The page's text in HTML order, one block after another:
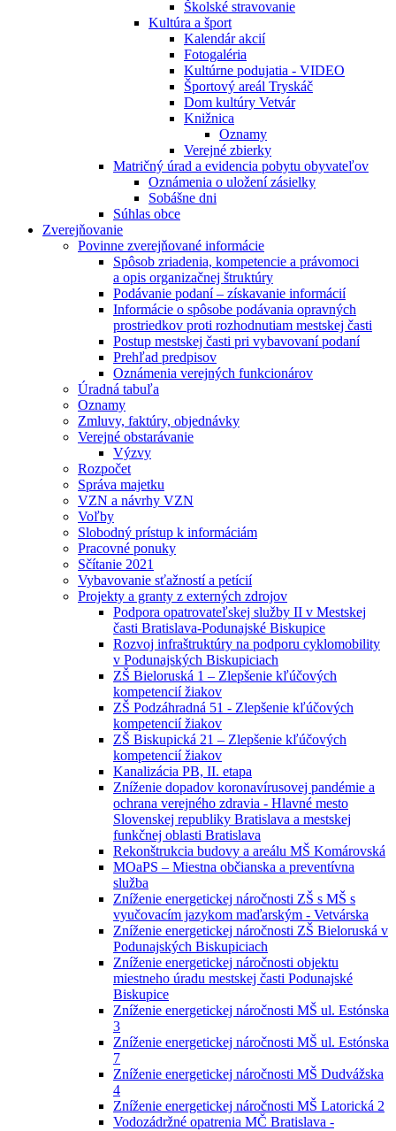
Školské stravovanie
Kultúra a šport
Kalendár akcií
Fotogaléria
Kultúrne podujatia - VIDEO
Športový areál Tryskáč
Dom kultúry Vetvár
Knižnica
Oznamy
Verejné zbierky
Matričný úrad a evidencia pobytu obyvateľov
Oznámenia o uložení zásielky
Sobášne dni
Súhlas obce
Zverejňovanie
Povinne zverejňované informácie
Spôsob zriadenia, kompetencie a právomoci
a opis organizačnej štruktúry
Podávanie podaní – získavanie informácií
Informácie o spôsobe podávania opravných
prostriedkov proti rozhodnutiam mestskej časti
Postup mestskej časti pri vybavovaní podaní
Prehľad predpisov
Oznámenia verejných funkcionárov
Úradná tabuľa
Oznamy
Zmluvy, faktúry, objednávky
Verejné obstarávanie
Výzvy
Rozpočet
Správa majetku
VZN a návrhy VZN
Voľby
Slobodný prístup k informáciám
Pracovné ponuky
Sčítanie 2021
Vybavovanie sťažností a petícií
Projekty a granty z externých zdrojov
Podpora opatrovateľskej služby II v Mestskej
časti Bratislava-Podunajské Biskupice
Rozvoj infraštruktúry na podporu cyklomobility
v Podunajských Biskupiciach
ZŠ Bieloruská 1 – Zlepšenie kľúčových
kompetencií žiakov
ZŠ Podzáhradná 51 - Zlepšenie kľúčových
kompetencií žiakov
ZŠ Biskupická 21 – Zlepšenie kľúčových
kompetencií žiakov
Kanalizácia PB, II. etapa
Zníženie dopadov koronavírusovej pandémie a
ochrana verejného zdravia - Hlavné mesto
Slovenskej republiky Bratislava a mestskej
funkčnej oblasti Bratislava
Rekonštrukcia budovy a areálu MŠ Komárovská
MOaPS – Miestna občianska a preventívna
služba
Zníženie energetickej náročnosti ZŠ s MŠ s
vyučovacím jazykom maďarským - Vetvárska
Zníženie energetickej náročnosti ZŠ Bieloruská v
Podunajských Biskupiciach
Zníženie energetickej náročnosti objektu
miestneho úradu mestskej časti Podunajské
Biskupice
Zníženie energetickej náročnosti MŠ ul. Estónska
3
Zníženie energetickej náročnosti MŠ ul. Estónska
7
Zníženie energetickej náročnosti MŠ Dudvážska
4
Zníženie energetickej náročnosti MŠ Latorická 2
Vodozádržné opatrenia MČ Bratislava -